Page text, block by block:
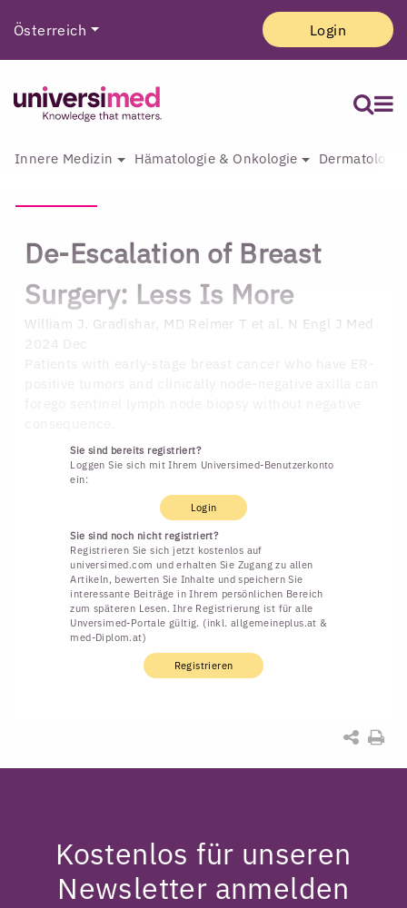
Österreich Login
Innere Medizin Hämatologie & Onkologie
De-Escalation of Breast
Surgery: Less Is More
William J. Gradishar, MD Reimer T et al. N Engl J Med
2024 Dec
Sie sind bereits registriert?
Loggen Sie sich mit Ihrem Universimed-Benutzerkonto
ein:
Login
Sie sind noch nicht registriert?
Registrieren Sie sich jetzt kostenlos auf
universimed.com und erhalten Sie Zugang zu allen
Artikeln, bewerten Sie Inhalte und speichern Sie
interessante Beiträge in Ihrem persönlichen Bereich
zum späteren Lesen. Ihre Registrierung ist für alle
Unversimed-Portale gültig. (inkl. allgemeineplus.at &
med-Diplom.at)
Registrieren
Kostenlos für unseren
Newsletter anmelden